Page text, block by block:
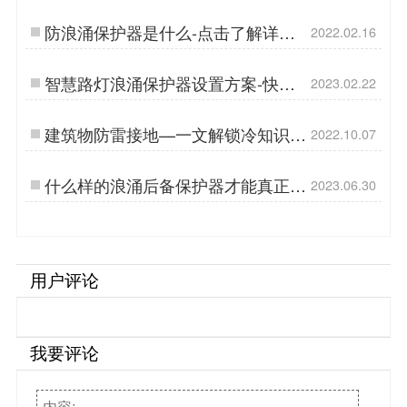
防浪涌保护器是什么-点击了解详情
【杭州易造】…
2022.02.16
智慧路灯浪涌保护器设置方案-快速
解决选型难题--易造防雷…
2023.02.22
建筑物防雷接地—一文解锁冷知识
【杭州易造】…
2022.10.07
什么样的浪涌后备保护器才能真正起
到保护作用？点击查看详情-易造防
2023.06.30
用户评论
我要评论